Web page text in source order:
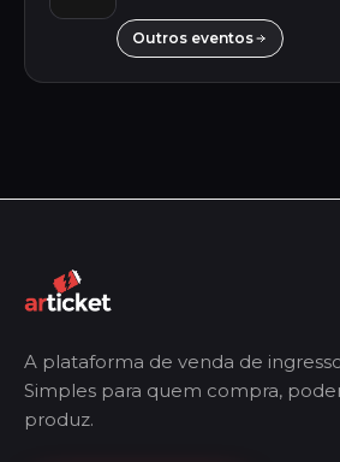
Outros eventos
A plataforma de venda de
Simples para quem compra,
produz.